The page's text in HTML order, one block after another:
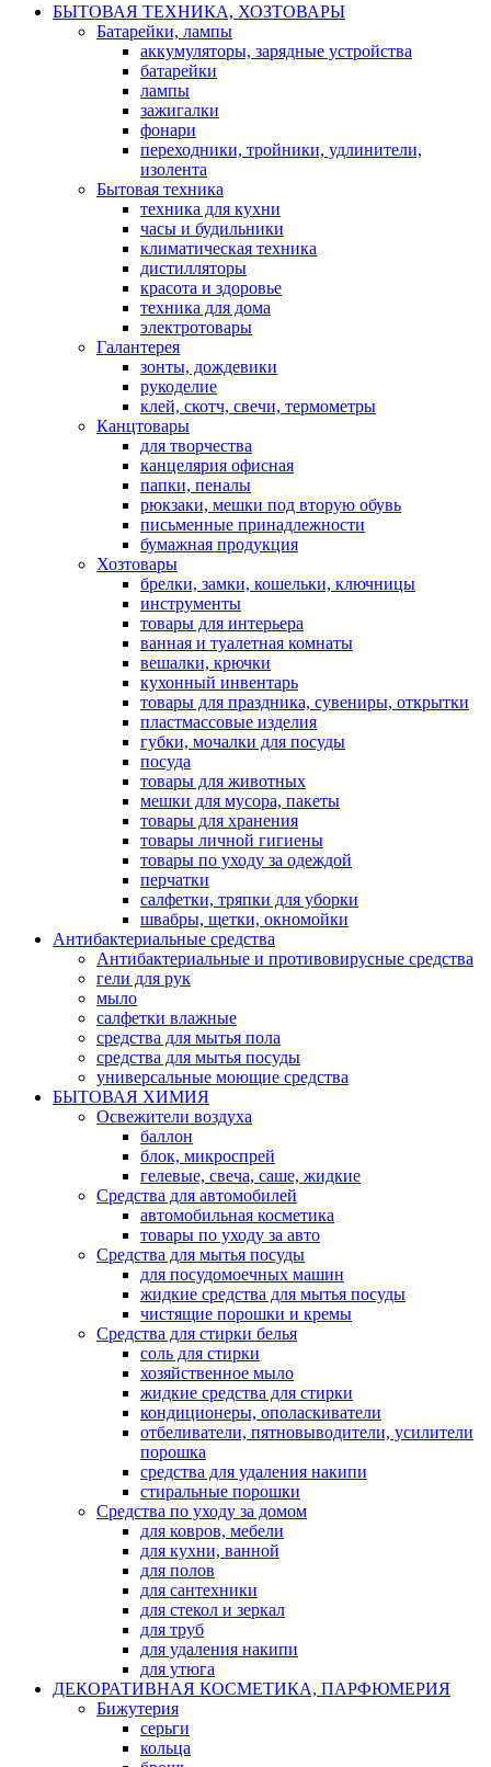
БЫТОВАЯ ТЕХНИКА, ХОЗТОВАРЫ
Батарейки, лампы
аккумуляторы, зарядные устройства
батарейки
лампы
зажигалки
фонари
переходники, тройники, удлинители,
изолента
Бытовая техника
техника для кухни
часы и будильники
климатическая техника
дистилляторы
красота и здоровье
техника для дома
электротовары
Галантерея
зонты, дождевики
рукоделие
клей, скотч, свечи, термометры
Канцтовары
для творчества
канцелярия офисная
папки, пеналы
рюкзаки, мешки под вторую обувь
письменные принадлежности
бумажная продукция
Хозтовары
брелки, замки, кошельки, ключницы
инструменты
товары для интерьера
ванная и туалетная комнаты
вешалки, крючки
кухонный инвентарь
товары для праздника, сувениры, открытки
пластмассовые изделия
губки, мочалки для посуды
посуда
товары для животных
мешки для мусора, пакеты
товары для хранения
товары личной гигиены
товары по уходу за одеждой
перчатки
салфетки, тряпки для уборки
швабры, щетки, окномойки
Антибактериальные средства
Антибактериальные и противовирусные средства
гели для рук
мыло
салфетки влажные
средства для мытья пола
средства для мытья посуды
универсальные моющие средства
БЫТОВАЯ ХИМИЯ
Освежители воздуха
баллон
блок, микроспрей
гелевые, свеча, саше, жидкие
Средства для автомобилей
автомобильная косметика
товары по уходу за авто
Средства для мытья посуды
для посудомоечных машин
жидкие средства для мытья посуды
чистящие порошки и кремы
Средства для стирки белья
соль для стирки
хозяйственное мыло
жидкие средства для стирки
кондиционеры, ополаскиватели
отбеливатели, пятновыводители, усилители
порошка
средства для удаления накипи
стиральные порошки
Средства по уходу за домом
для ковров, мебели
для кухни, ванной
для полов
для сантехники
для стекол и зеркал
для труб
для удаления накипи
для утюга
ДЕКОРАТИВНАЯ КОСМЕТИКА, ПАРФЮМЕРИЯ
Бижутерия
серьги
кольца